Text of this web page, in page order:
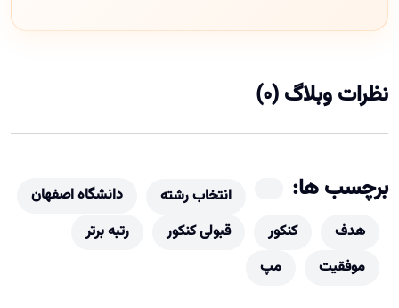
نظرات وبلاگ (0)
برچسب ها: انتخاب رشته
دانشگاه اصفهان
هدف
کنکور قبولی کنکور
رتبه برتر
موفقیت
مپ